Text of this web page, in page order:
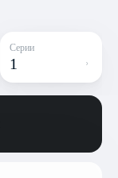
Серии
1